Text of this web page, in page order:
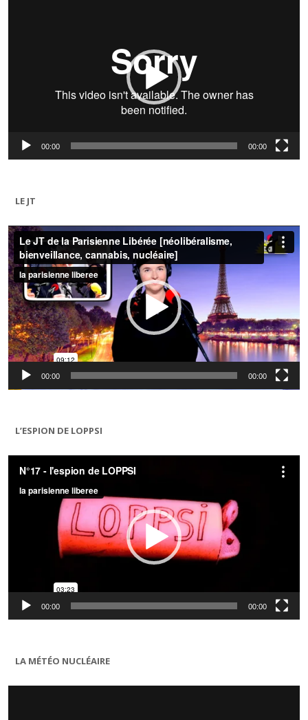
00:00 00:00
LE JT
Lecteur
vidéo
00:00 00:00
L’ESPION DE LOPPSI
Lecteur
vidéo
00:00 00:00
LA MÉTÉO NUCLÉAIRE
Lecteur